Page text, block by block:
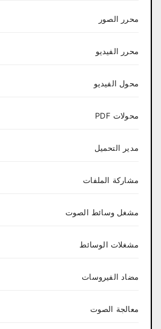
محرر الصور
محرر الفيديو
محول الفيديو
محولات PDF
مدير التحميل
مشاركة الملفات
مشغل وسائط الصوت
مشغلات الوسائط
مضاد الفيروسات
معالجة الصوت